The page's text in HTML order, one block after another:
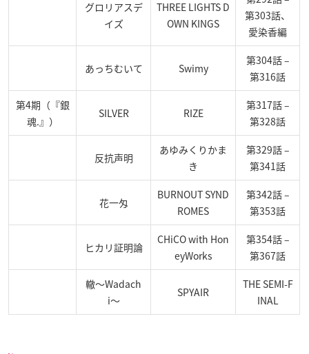
グロリアスデ
イズ
THREE LIGHTS D
OWN KINGS
第303話、
愛染香編
あっちむいて Swimy
第304話 –
第316話
第4期（『銀
魂.』）
SILVER RIZE
第317話 –
第328話
反抗声明
あゆみくりかま
き
第329話 –
第341話
花一匁
BURNOUT SYND
ROMES
第342話 –
第353話
ヒカリ証明論
CHiCO with Hon
eyWorks
第354話 –
第367話
轍〜Wadach
i〜
SPYAIR
THE SEMI-F
INAL